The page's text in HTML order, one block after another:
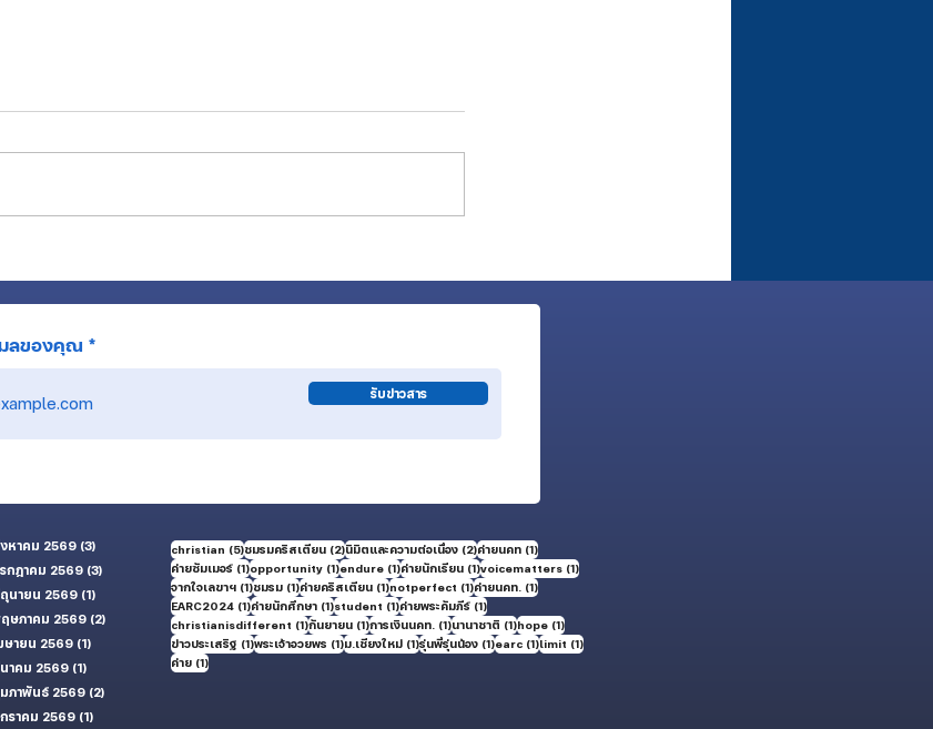
ลของคุณ
รับข่าวสาร
หาคม 2569 (3)
กฎาคม 2569 (3)
นายน 2569 (1)
ษภาคม 2569 (2)
ษายน 2569 (1)
าคม 2569 (1)
ภาพันธ์ 2569 (2)
ราคม 2569 (1)
christian (5)5 กระทู้
ชมรมคริสเตียน (2)2 กระทู้
นิมิตและความต่อเนื่อง (2)2 กระทู้
ค่ายนคท (1)1 กระทู้
ค่ายซัมเมอร์ (1)1 กระทู้
opportunity (1)1 กระทู้
endure (1)1 กระทู้
ค่ายนักเรียน (1)1 กระทู้
voicematters (1)1 กระทู้
จากใจเลขาฯ (1)1 กระทู้
ชมรม (1)1 กระทู้
ค่ายคริสเตียน (1)1 กระทู้
notperfect (1)1 กระทู้
ค่ายนคท. (1)1 กระทู้
EARC2024 (1)1 กระทู้
ค่ายนักศึกษา (1)1 กระทู้
student (1)1 กระทู้
ค่ายพระคัมภีร์ (1)1 กระทู้
christianisdifferent (1)1 กระทู้
กันยายน (1)1 กระทู้
การเงินนคท. (1)1 กระทู้
นานาชาติ (1)1 กระทู้
hope (1)1 กระทู้
ข่าวประเสริฐ (1)1 กระทู้
พระเจ้าอวยพร (1)1 กระทู้
ม.เชียงใหม่ (1)1 กระทู้
รุ่นพี่รุ่นน้อง (1)1 กระทู้
earc (1)1 กระทู้
limit (1)1 กระทู้
ค่าย (1)1 กระทู้